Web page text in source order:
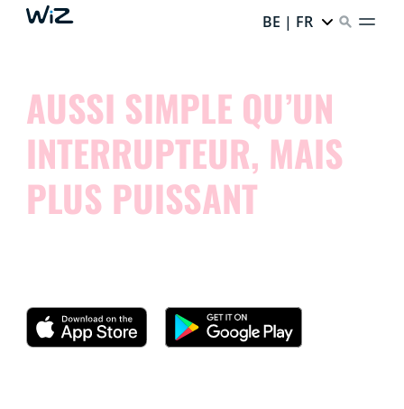
BE | FR
AUSSI SIMPLE QU’UN
INTERRUPTEUR, MAIS
PLUS PUISSANT